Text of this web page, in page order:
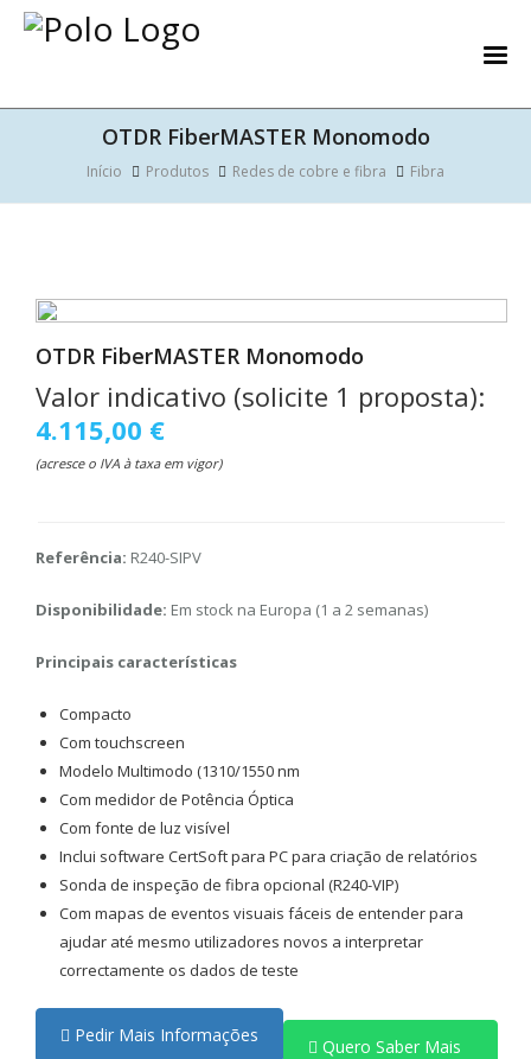
OTDR FiberMASTER Monomodo
Início Produtos Redes de cobre e fibra Fibra
OTDR FiberMASTER Monomodo
Valor indicativo (solicite 1 proposta):
4.115,00 €
(acresce o IVA à taxa em vigor)
Referência: R240-SIPV
Disponibilidade: Em stock na Europa (1 a 2 semanas)
Principais características
Compacto
Com touchscreen
Modelo Multimodo (1310/1550 nm
Com medidor de Potência Óptica
Com fonte de luz visível
Inclui software CertSoft para PC para criação de relatórios
Sonda de inspeção de fibra opcional (R240-VIP)
Com mapas de eventos visuais fáceis de entender para
ajudar até mesmo utilizadores novos a interpretar
correctamente os dados de teste
Pedir Mais Informações
Quero Saber Mais